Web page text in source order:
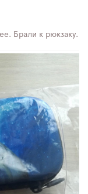
Брали к рюкзаку.